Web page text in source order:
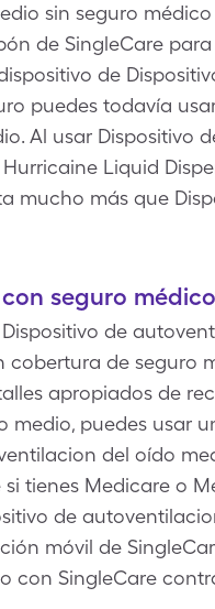
sin seguro médico
de SingleCare para
de
puedes todavía
Al usar Dispositivo
Liquid
mucho más que
seguro
de
cobertura de seguro
apropiados de
medio, puedes usar
del oído
tienes Medicare o
de
móvil de
con SingleCare